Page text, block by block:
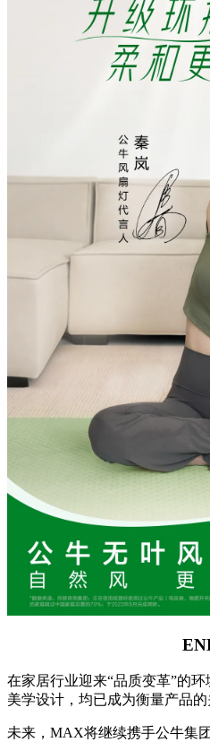
在家居行业迎来“品质变革”的环
美学设计，均已成为衡量产品的
未来，MAX将继续携手公牛集